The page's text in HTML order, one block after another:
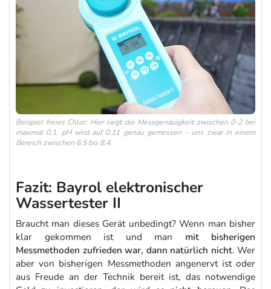
Beispiel freies Chlor: Hier liegt die Messgenauigkeit zwischen 0-2 bei
maximal 0,1. pH wird auf 0,11 genau gemessen – uns zwar in einem
Bereich zwischen 6,5 bis 8,4.
Fazit: Bayrol elektronischer
Wassertester II
Braucht man dieses Gerät unbedingt? Wenn man bisher
klar gekommen ist und man mit bisherigen
Messmethoden zufrieden war, dann natürlich nicht. Wer
aber von bisherigen Messmethoden angenervt ist oder
aus Freude an der Technik bereit ist, das notwendige